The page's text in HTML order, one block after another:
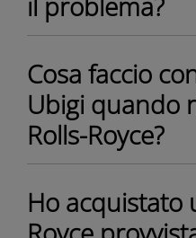
Cosa faccio
Ubigi quando
Rolls-Royce?
Ho acquistato